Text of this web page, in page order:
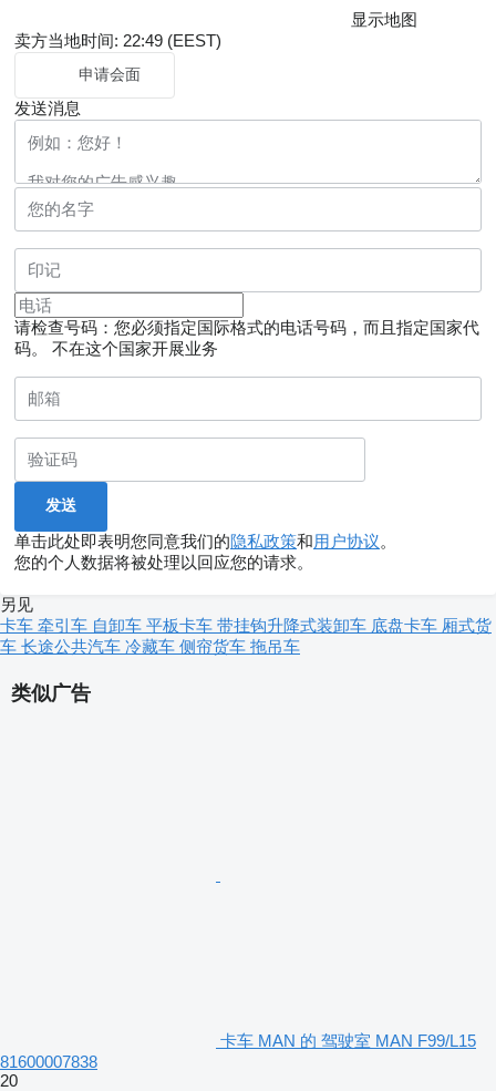
显示地图
卖方当地时间: 22:49 (EEST)
申请会面
发送消息
请检查号码：您必须指定国际格式的电话号码，而且指定国家代
码。
不在这个国家开展业务
单击此处即表明您同意我们的隐私政策和用户协议。
您的个人数据将被处理以回应您的请求。
类似广告
卡车 MAN 的 驾驶室 MAN F99/L15
81600007838
20
另见
卡车 牵引车 自卸车 平板卡车 带挂钩升降式装卸车 底盘卡车 厢式货
车 长途公共汽车 冷藏车 侧帘货车 拖吊车